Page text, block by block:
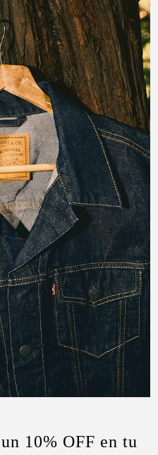
10% OFF en tu